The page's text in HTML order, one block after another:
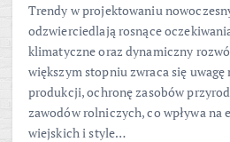
Trendy w projektowaniu
odzwierciedlają rosnące
klimatyczne oraz dynamiczny
większym stopniu zwraca się uwagę
produkcji, ochronę zasobów
zawodów rolniczych, co wpływa na
wiejskich i style…